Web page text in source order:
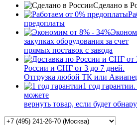
Сделано в
предоплаты
закупках оборудования за счет
прямых поставок с завода
России и СНГ от 3 до 7 дней.
Отгрузка любой ТК или
1 год
можете
вернуть товар, если будет